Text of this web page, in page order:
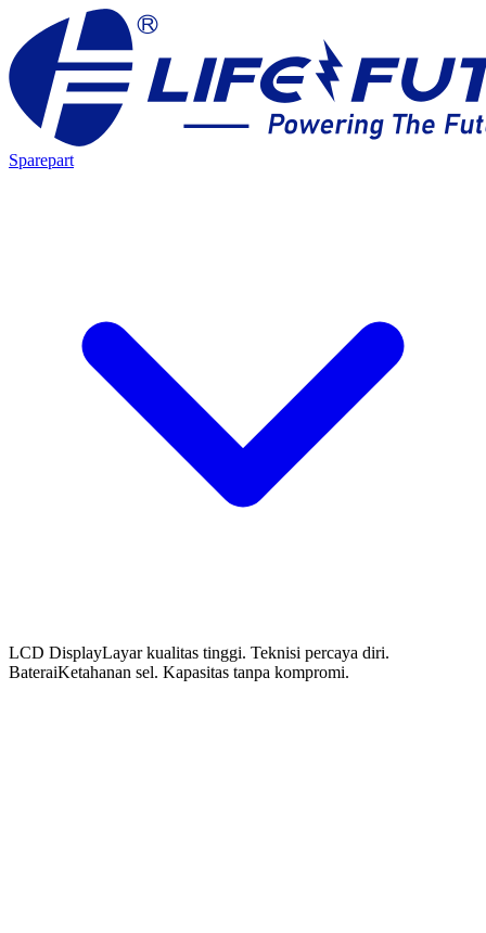
Sparepart
LCD DisplayLayar kualitas tinggi. Teknisi percaya diri.
BateraiKetahanan sel. Kapasitas tanpa kompromi.